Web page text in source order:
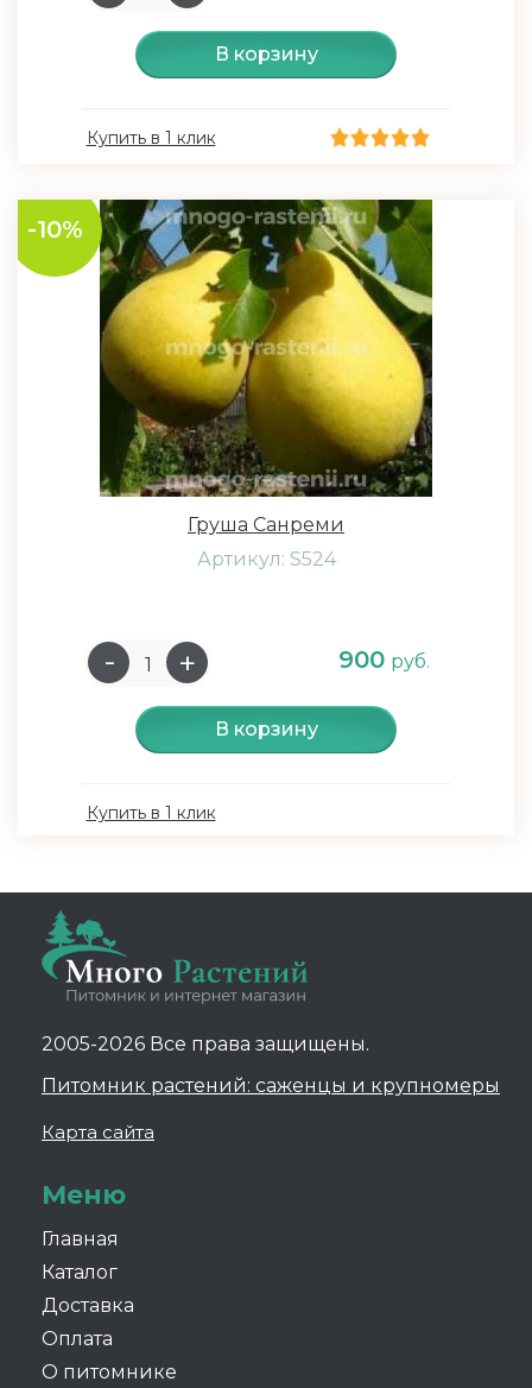
В корзину
Купить в 1 клик
-10%
Груша Санреми
Артикул: S524
900 руб.
В корзину
Купить в 1 клик
2005-2026 Все права защищены.
Питомник растений: саженцы и крупномеры
Карта сайта
Меню
Главная
Каталог
Доставка
Оплата
О питомнике